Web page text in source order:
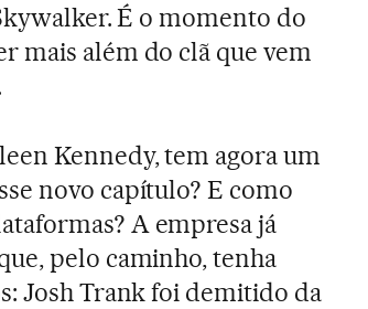
É o momento do
mais além do clã que vem
Kennedy, tem agora um
novo capítulo? E como
A empresa já
pelo caminho, tenha
Josh Trank foi demitido da